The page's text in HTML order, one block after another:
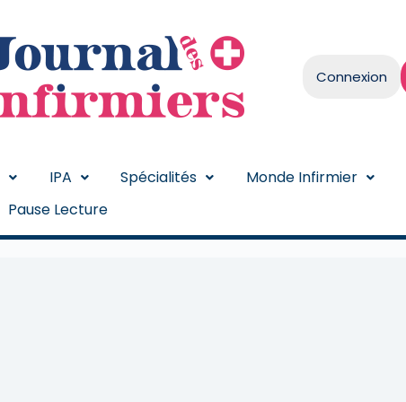
Connexion
IPA Spécialités Monde Infirmier
Pause Lecture